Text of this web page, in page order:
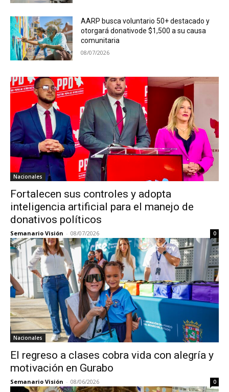
Nacionales
Fortalecen sus controles y adopta
inteligencia artificial para el manejo de
donativos políticos
Semanario Visión - 08/07/2026 0
Nacionales
El regreso a clases cobra vida con alegría y
motivación en Gurabo
Semanario Visión - 08/06/2026 0
AARP busca voluntario 50+ destacado y
otorgará donativode $1,500 a su causa
comunitaria
08/07/2026